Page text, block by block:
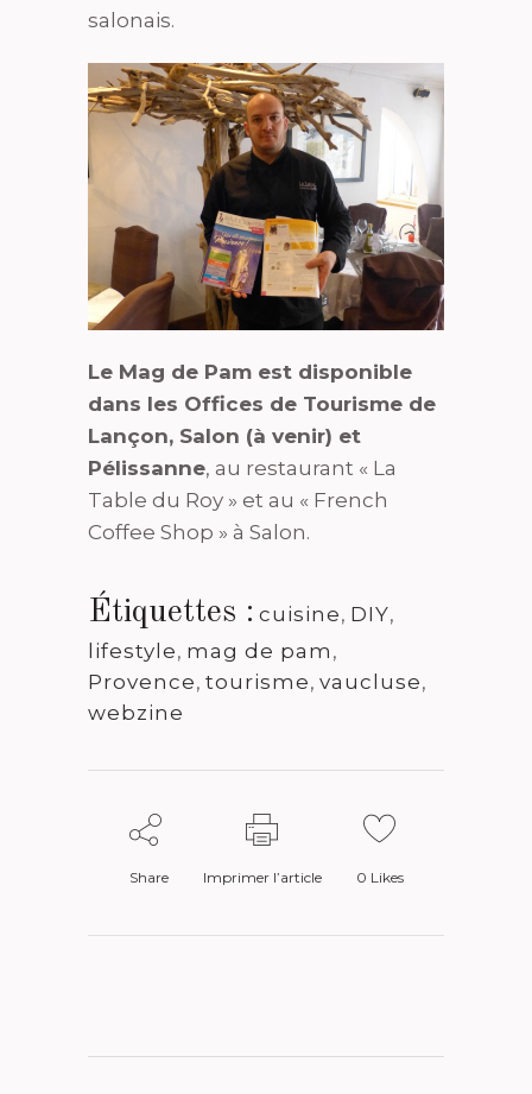
salonais.
Le Mag de Pam est disponible
dans les Offices de Tourisme de
Lançon, Salon (à venir) et
Pélissanne, au restaurant « La
Table du Roy » et au « French
Coffee Shop » à Salon.
Étiquettes : cuisine, DIY,
lifestyle, mag de pam ,
Provence, tourisme, vaucluse,
webzine
Share Imprimer l’article 0 Likes